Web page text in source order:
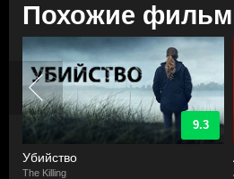
Похожие
9.3
Убийство
The Killing